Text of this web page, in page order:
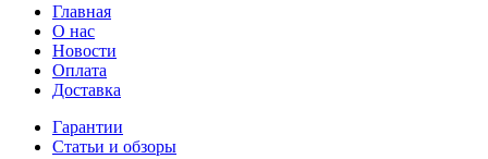
Главная
О нас
Новости
Оплата
Доставка
Гарантии
Статьи и обзоры